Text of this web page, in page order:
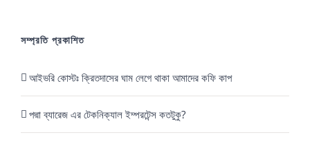
সম্প্রতি প্রকাশিত
আইভরি কোস্টঃ ক্রিতদাসের ঘাম লেগে থাকা আমাদের কফি কাপ
পদ্মা ব্যারেজ এর টেকনিক্যাল ইম্পরটেন্স কতটুকু?